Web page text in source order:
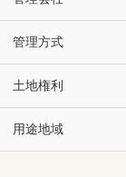
管理方式
土地権利
用途地域